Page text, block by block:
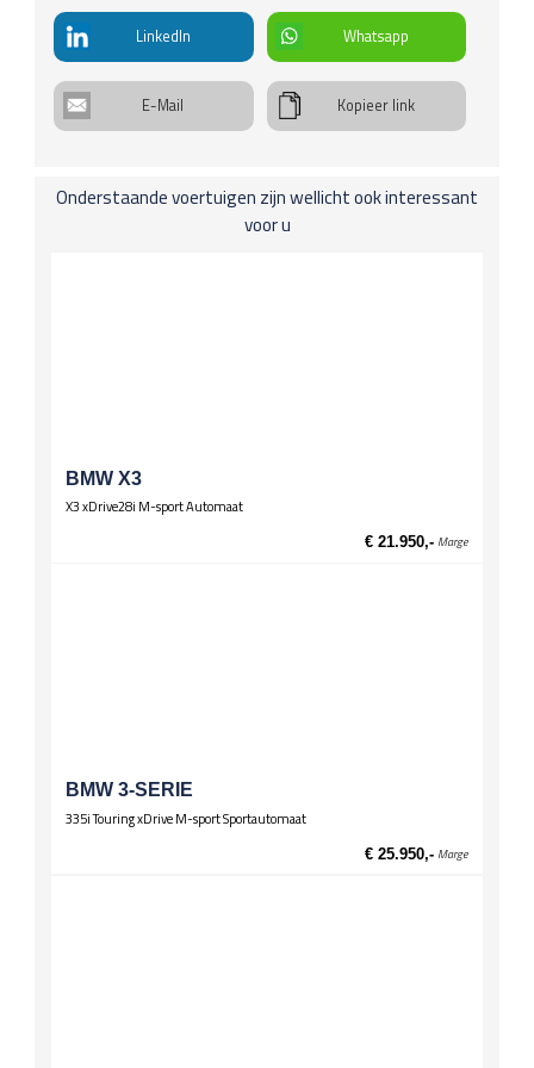
Onderstel
4 WD
Stuurbekrachtiging
Trekhaak, afneembaar
Wielen
Lichtmetalen velgen 18 inch
€ 299 p/kwinfo
LinkedIn Whatsapp
E-Mail Kopieer link
Onderstaande voertuigen zijn wellicht ook interessant
voor u
BMW X3
X3 xDrive28i M-sport Automaat
€ 21.950,- Marge
BMW 3-SERIE
335i Touring xDrive M-sport Sportautomaat
€ 25.950,- Marge